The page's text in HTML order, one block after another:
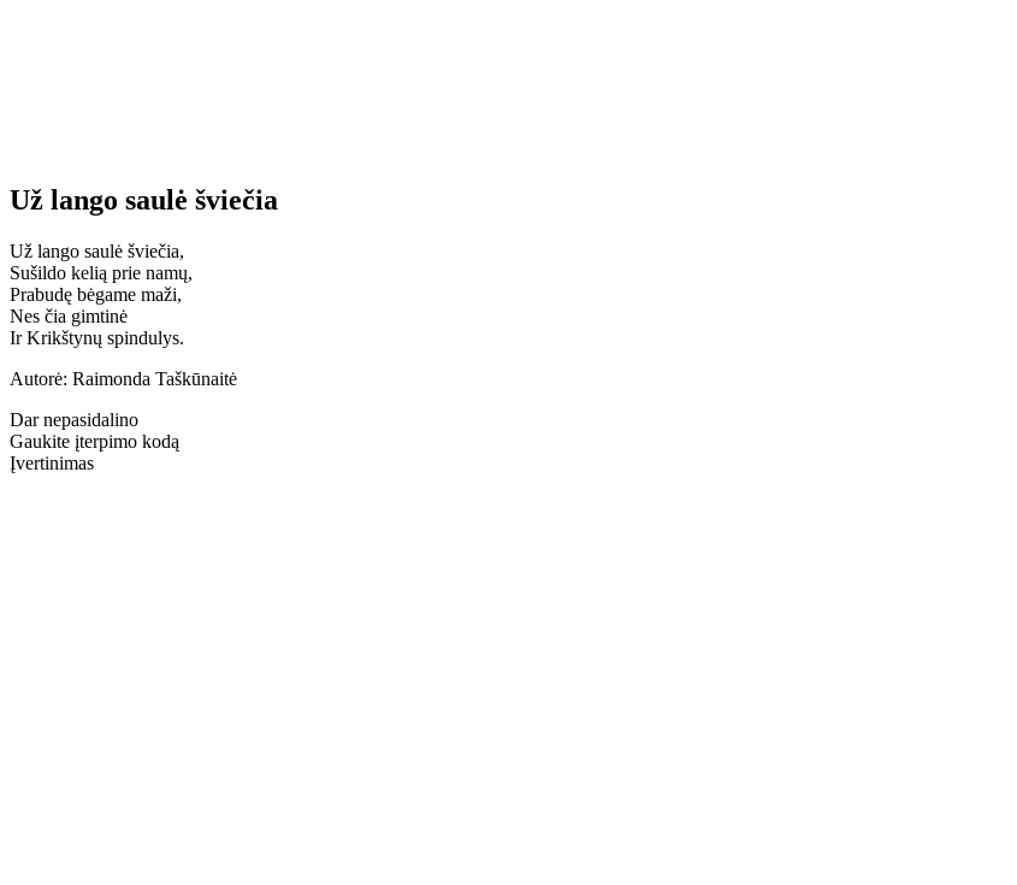
Už lango saulė šviečia
Už lango saulė šviečia,
Sušildo kelią prie namų,
Prabudę bėgame maži,
Nes čia gimtinė
Ir Krikštynų spindulys.
Autorė: Raimonda Taškūnaitė
Dar nepasidalino
Gaukite įterpimo kodą
Įvertinimas